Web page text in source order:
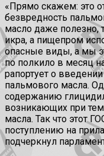
«Прямо скажем: это
безвредность
масло даже полезно,
икра, а пищепром
опасные виды, а мы
по полкило в месяц
рапортует о
пальмового масла.
содержанию
возникающих при
масла. Так что этот
поступлению на
подчеркнул